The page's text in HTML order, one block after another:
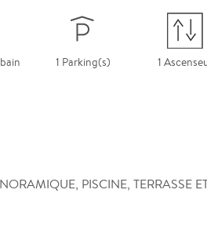
1 Parking(s) 1
PISCINE, TERRASSE